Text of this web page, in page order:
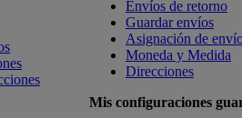
Envíos de retorno
Guardar envíos
Asignación de
Moneda y Medida
Direcciones
Mis configuraciones